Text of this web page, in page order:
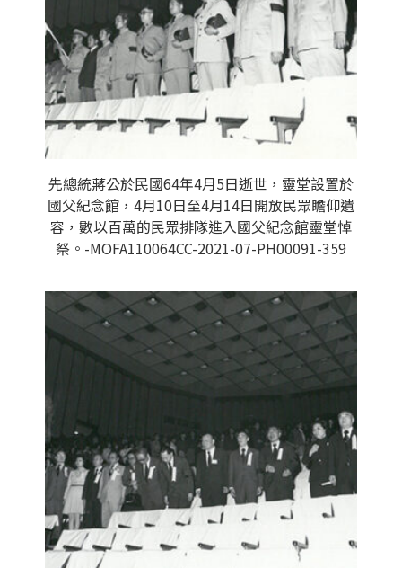
先總統蔣公於民國64年4月5日逝世，靈堂設置於
國父紀念館，4月10日至4月14日開放民眾瞻仰遺
容，數以百萬的民眾排隊進入國父紀念館靈堂悼
祭。-MOFA110064CC-2021-07-PH00091-359